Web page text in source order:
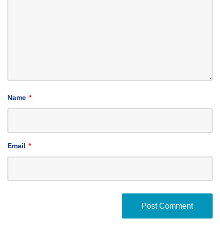
Name *
Email *